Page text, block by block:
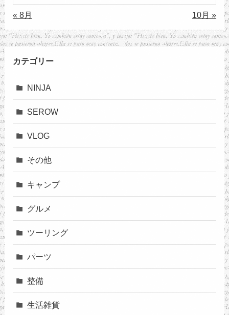
« 8月 10月 »
カテゴリー
NINJA
SEROW
VLOG
その他
キャンプ
グルメ
ツーリング
パーツ
整備
生活雑貨